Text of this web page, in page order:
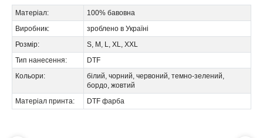
Матеріал:
100% бавовна
Виробник:
зроблено в Україні
Розмір:
S, M, L, XL, XXL
Тип нанесення:
DTF
Кольори:
білий, чорний, червоний, темно-зелений,
бордо, жовтий
Матеріал принта:
DTF фарба